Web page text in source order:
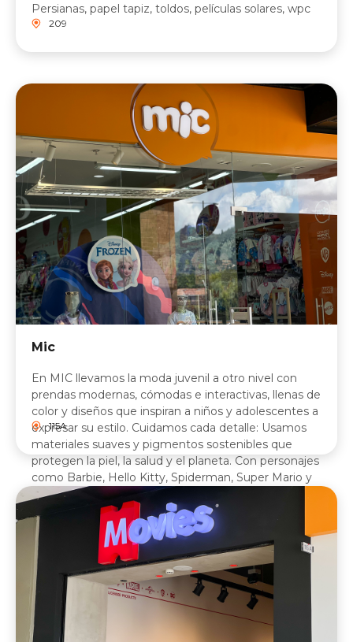
Persianas, papel tapiz, toldos, películas solares, wpc
209
Mic
En MIC llevamos la moda juvenil a otro nivel con
prendas modernas, cómodas e interactivas, llenas de
color y diseños que inspiran a niños y adolescentes a
expresar su estilo. Cuidamos cada detalle: Usamos
materiales suaves y pigmentos sostenibles que
protegen la piel, la salud y el planeta. Con personajes
como Barbie, Hello Kitty, Spiderman, Super Mario y
Play Station, cada look combina diversión, tendencia,
comodidad y responsabilidad.
115A